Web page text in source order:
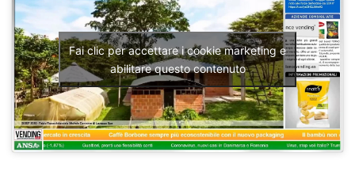
Fai clic per accettare i cookie marketing e
abilitare questo contenuto